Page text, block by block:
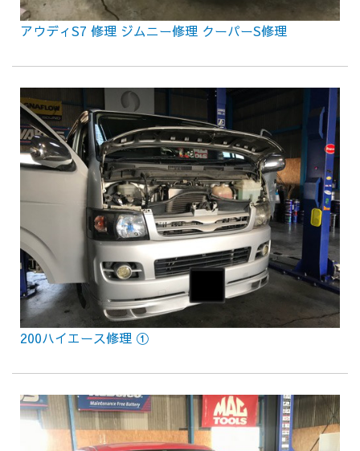
アウディS7 修理 ジムニー修理 クーパーS修理
200ハイエース修理 ①